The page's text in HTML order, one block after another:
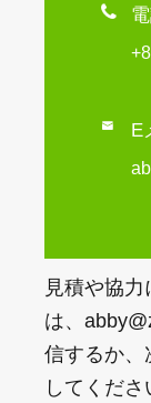

 E
見積や協
は、
信するか、
してくだ